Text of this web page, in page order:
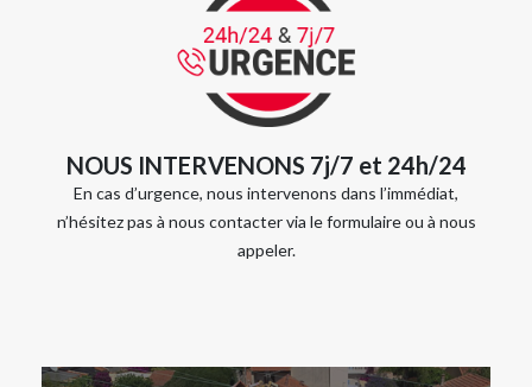
NOUS INTERVENONS 7j/7 et 24h/24
En cas d’urgence, nous intervenons dans l’immédiat,
n’hésitez pas à nous contacter via le formulaire ou à nous
appeler.